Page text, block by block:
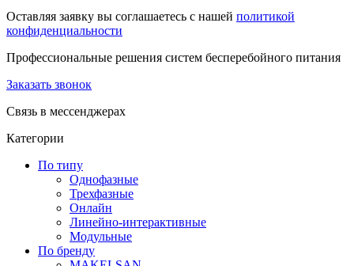
Оставляя заявку вы соглашаетесь с нашей политикой
конфиденциальности
Профессиональные решения систем бесперебойного питания
Заказать звонок
Связь в мессенджерах
Категории
По типу
Однофазные
Трехфазные
Онлайн
Линейно-интерактивные
Модульные
По бренду